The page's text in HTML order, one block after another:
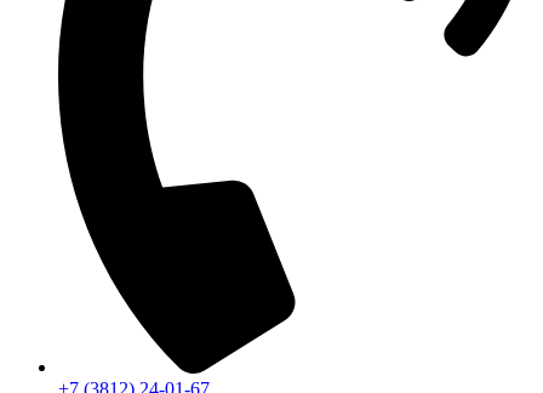
+7 (3812) 24-01-67